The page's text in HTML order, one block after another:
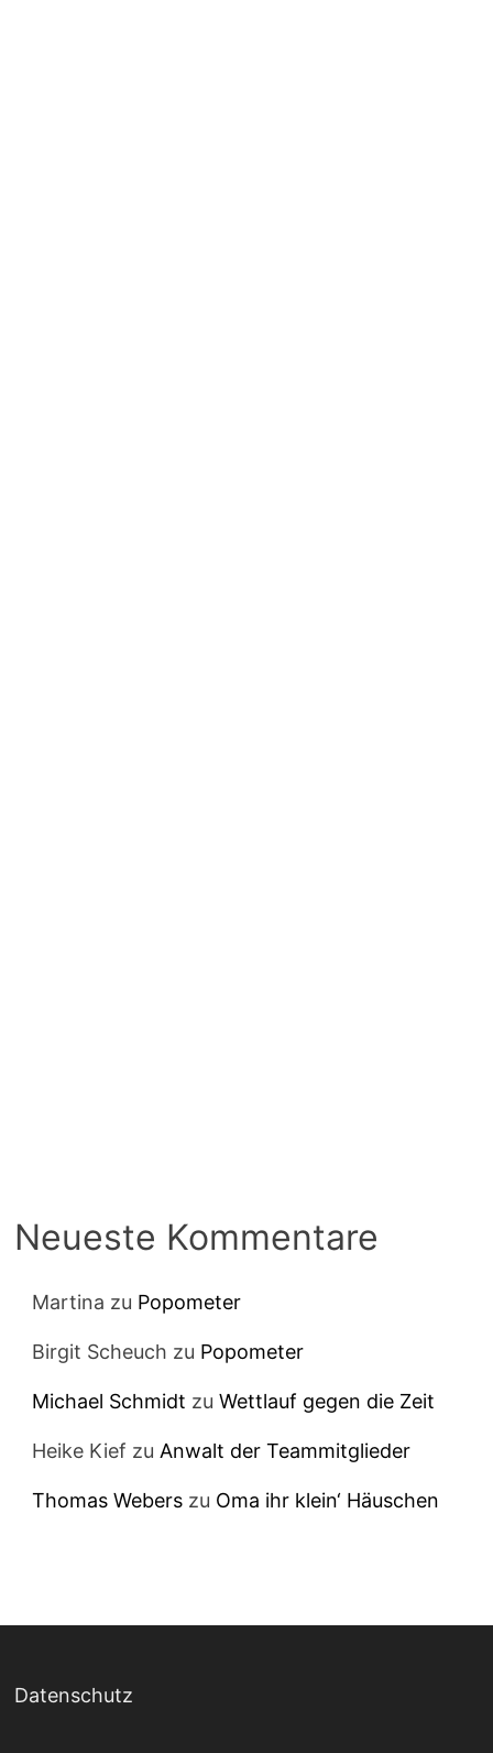
Neueste Kommentare
Martina zu Popometer
Birgit Scheuch zu Popometer
Michael Schmidt zuWettlauf gegen die Zeit
Heike Kief zuAnwalt der Teammitglieder
Thomas Webers zu Oma ihr klein‘ Häuschen
Datenschutz